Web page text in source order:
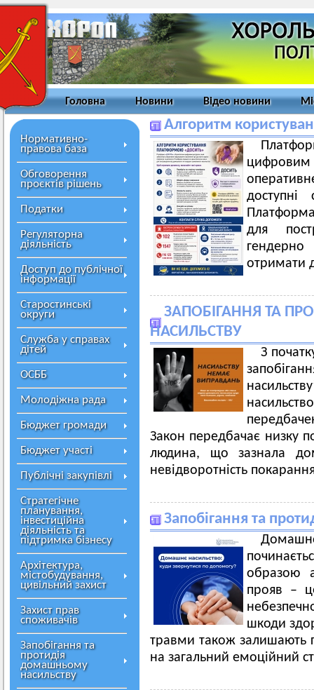
Головна Новини Відео новини
Нормативно-
правова база
Обговорення
проєктів рішень
Податки
Регуляторна
діяльність
Доступ до публічної
інформації
Старостинські
округи
Служба у справах
дітей
ОСББ
Молодіжна рада
Бюджет громади
Бюджет участі
Публічні закупівлі
Стратегічне
планування,
інвестиційна
діяльність та
підтримка бізнесу
Архітектура,
містобудування,
цивільний захист
Захист прав
споживачів
Запобігання та
протидія
домашньому
насильству
Алгоритм
доступні
для
отримати
ЗАПОБІГАННЯ ТА
НАСИЛЬСТВУ
З
Закон передбачає низку
людина, що зазнала
невідворотність
Запобігання та
образою
прояв –
шкоди
травми також залишають
на загальний емоційний